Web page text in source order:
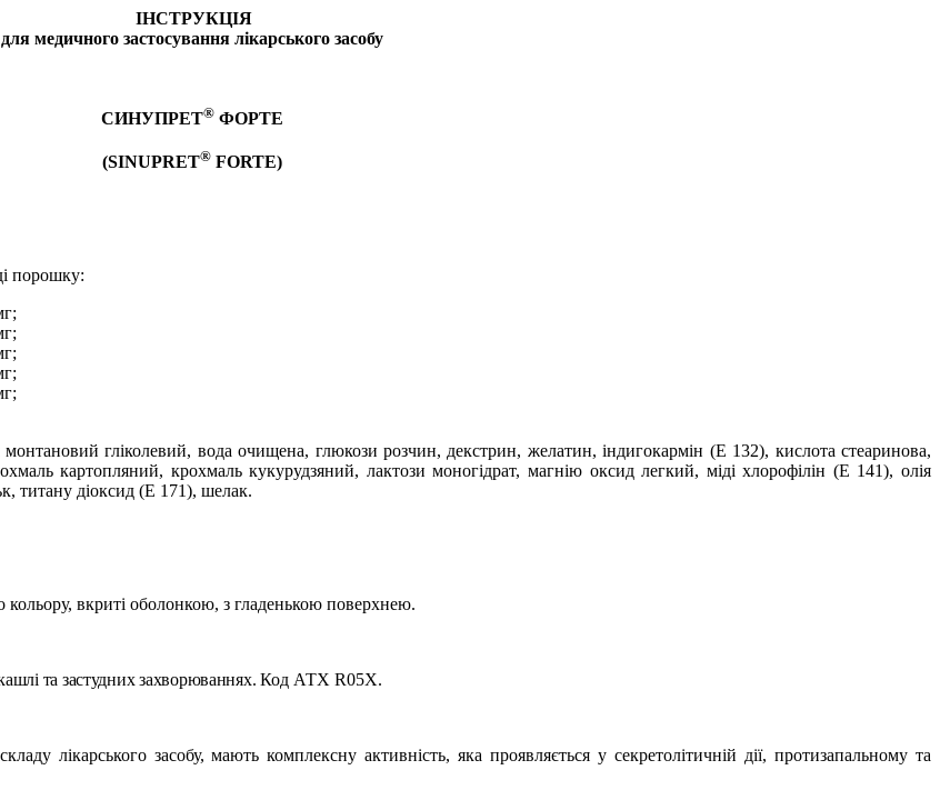
ІНСТРУКЦІЯ
для медичного застосування лікарського засобу
СИНУПРЕТ® ФОРТЕ
(SINUPRET® FORTE)
порошку:
монтановий гліколевий, вода очищена, глюкози розчин, декстрин, желатин, індигокармін (E 132), кислота стеаринова,
картопляний, крохмаль кукурудзяний, лактози моногідрат, магнію оксид легкий, міді хлорофiлін (Е 141), олія
титану діоксид (Е 171), шелак.
кольору, вкриті оболонкою, з гладенькою поверхнею.
та застудних захворюваннях. Код АТХ R05X.
лікарського засобу, мають комплексну активність, яка проявляється у секретолітичній дії, протизапальному та